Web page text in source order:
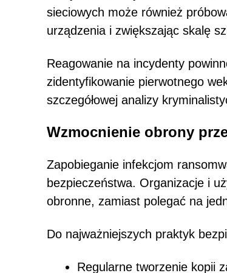
sieciowych może również
urządzenia i zwiększając skalę
Reagowanie na incydenty
zidentyfikowanie pierwotnego
szczegółowej analizy
Wzmocnienie obrony
Zapobieganie infekcjom
bezpieczeństwa. Organizacje i
obronne, zamiast polegać na
Do najważniejszych praktyk
Regularne tworzenie kopii